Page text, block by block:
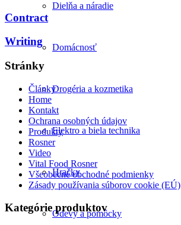
Dielňa a náradie
Domácnosť
Drogéria a kozmetika
Elektro a biela technika
Hračky
Odevy a pomôcky
Contract
Writing
Stránky
Články
Home
Kontakt
Ochrana osobných údajov
Produkty
Rosner
Video
Vital Food Rosner
Všeobecné obchodné podmienky
Zásady používania súborov cookie (EÚ)
Kategórie produktov